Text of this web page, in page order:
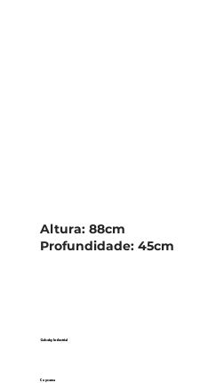
Galsaky Industrial
Coycama
Altura:88cm
Profundidade:45cm